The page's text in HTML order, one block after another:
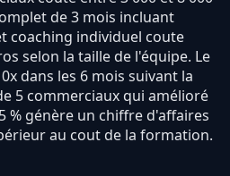
de 3 mois incluant
coaching individuel coute
selon la taille de l'équipe. Le
dans les 6 mois suivant la
5 commerciaux qui amélioré
% génère un chiffre d'affaires
au cout de la formation.